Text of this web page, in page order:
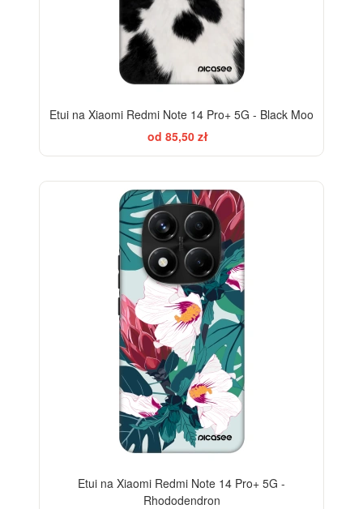
Etui na Xiaomi Redmi Note 14 Pro+ 5G - Black Moo
od 85,50 zł
Etui na Xiaomi Redmi Note 14 Pro+ 5G -
Rhododendron